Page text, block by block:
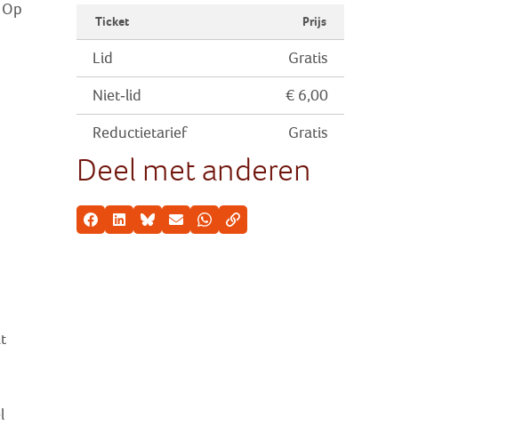
Ticket Prijs
Lid Gratis
Niet-lid € 6,00
Reductietarief Gratis
Deel met anderen
Facebook
LinkedInBlueskyE-mailWhatsappKopieer link